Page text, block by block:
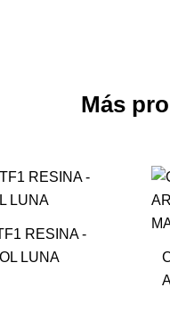
Más
RESINA -
LUNA